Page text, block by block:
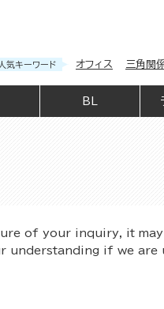
人気キーワード オフィス 三角関
BL
of your inquiry, it
understanding if we